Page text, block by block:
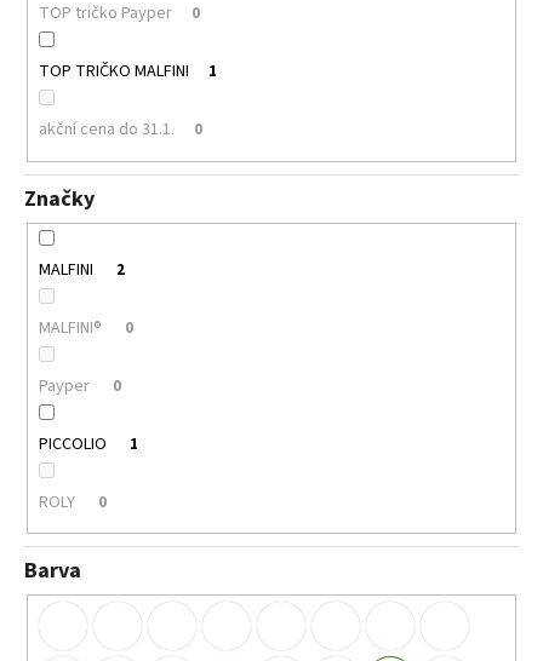
TOP tričko Payper 0
TOP TRIČKO MALFINI 1
akční cena do 31.1. 0
Značky
MALFINI 2
MALFINI® 0
Payper 0
PICCOLIO 1
ROLY 0
Barva